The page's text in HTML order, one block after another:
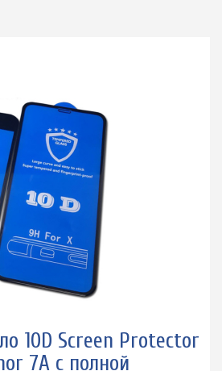
10D Screen Protector
7A с полной